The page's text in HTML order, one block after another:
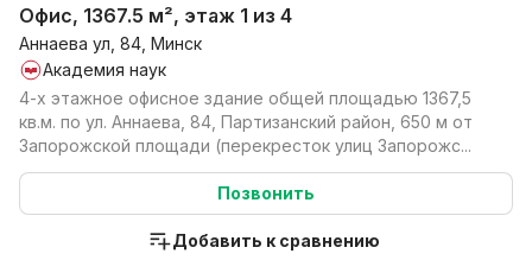
Офис, 1367.5 м², этаж 1 из 4
Аннаева ул, 84, Минск
Академия наук
4-х этажное офисное здание общей площадью 1367,5
кв.м. по ул. Аннаева, 84, Партизанский район, 650 м от
Запорожской площади (перекресток улиц Запорожс...
Позвонить
Добавить к сравнению